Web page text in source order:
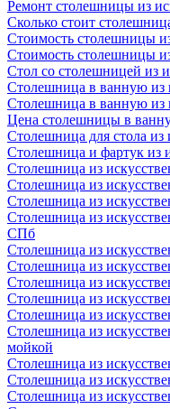
Ремонт столешницы из
Сколько стоит
Стоимость столешницы
Стоимость столешницы
Стол со столешницей из
Столешница в ванную из
Столешница в ванную из
Цена столешницы в
Столешница для стола из
Столешница и фартук из
Столешница из
Столешница из
Столешница из
Столешница из
СПб
Столешница из
Столешница из
Столешница из
Столешница из
Столешница из
Столешница из
мойкой
Столешница из
Столешница из
Столешница из